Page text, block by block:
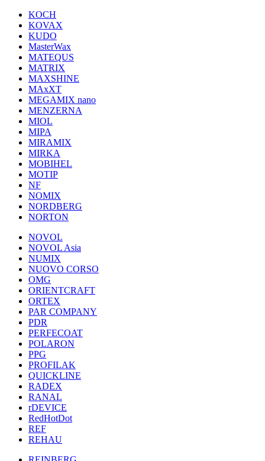
KOCH
KOVAX
KUDO
MasterWax
MATEQUS
MATRIX
MAXSHINE
MAxXT
MEGAMIX nano
MENZERNA
MIOL
MIPA
MIRAMIX
MIRKA
MOBIHEL
MOTIP
NF
NOMIX
NORDBERG
NORTON
NOVOL
NOVOL Asia
NUMIX
NUOVO CORSO
OMG
ORIENTCRAFT
ORTEX
PAR COMPANY
PDR
PERFECOAT
POLARON
PPG
PROFILAK
QUICKLINE
RADEX
RANAL
rDEVICE
RedHotDot
REF
REHAU